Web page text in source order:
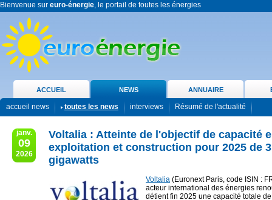
Bienvenue sur euro-énergie, le portail de toutes les énergies
ACCUEIL NEWS ANNUAIRE
accueil news toutes les news interviews Résumé de l'actualité
janv.
09
2026
Voltalia : Atteinte de l'objectif de capacité
exploitation et construction pour 2025 de
gigawatts
Voltalia (Euronext Paris, code ISIN :
acteur international des énergies
détient fin 2025 une capacité totale